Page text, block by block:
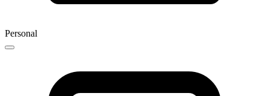
Personal